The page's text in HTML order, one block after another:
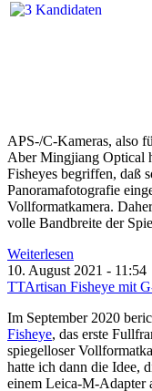
APS-/C-Kameras, also
Aber Mingjiang Optical
Fisheyes begriffen, daß
Panoramafotografie
Vollformatkamera.
volle Bandbreite der
Weiterlesen
10. August 2021 - 11:54
TTArtisan Fisheye mit
Im September 2020
Fisheye, das erste
spiegelloser
hatte ich dann die Idee,
einem Leica-M-Adapter